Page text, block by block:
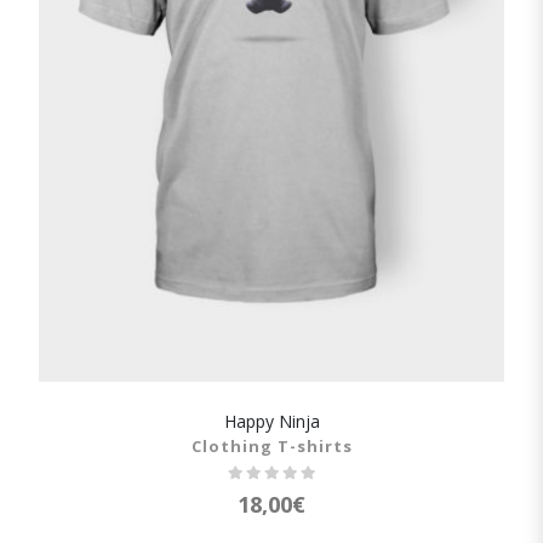
SHOW DETAILS
Happy Ninja
Clothing T-shirts
18,00€